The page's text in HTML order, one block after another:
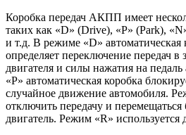
Коробка передач АКПП имеет
таких как «D» (Drive), «P» (Park),
и т.д. В режиме «D» автоматическая
определяет переключение передач в
двигателя и силы нажатия на
«P» автоматическая коробка
случайное движение автомобиля.
отключить передачу и перемещаться
двигатель. Режим «R» используется